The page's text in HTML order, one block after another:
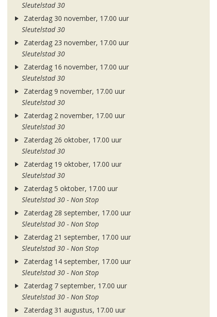
Sleutelstad 30
Zaterdag 30 november, 17.00 uur
Sleutelstad 30
Zaterdag 23 november, 17.00 uur
Sleutelstad 30
Zaterdag 16 november, 17.00 uur
Sleutelstad 30
Zaterdag 9 november, 17.00 uur
Sleutelstad 30
Zaterdag 2 november, 17.00 uur
Sleutelstad 30
Zaterdag 26 oktober, 17.00 uur
Sleutelstad 30
Zaterdag 19 oktober, 17.00 uur
Sleutelstad 30
Zaterdag 5 oktober, 17.00 uur
Sleutelstad 30 - Non Stop
Zaterdag 28 september, 17.00 uur
Sleutelstad 30 - Non Stop
Zaterdag 21 september, 17.00 uur
Sleutelstad 30 - Non Stop
Zaterdag 14 september, 17.00 uur
Sleutelstad 30 - Non Stop
Zaterdag 7 september, 17.00 uur
Sleutelstad 30 - Non Stop
Zaterdag 31 augustus, 17.00 uur